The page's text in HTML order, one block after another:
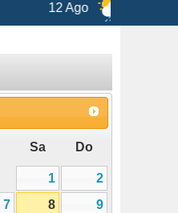
13 Ago 37°C
Sa Do
1
2
7 8
9